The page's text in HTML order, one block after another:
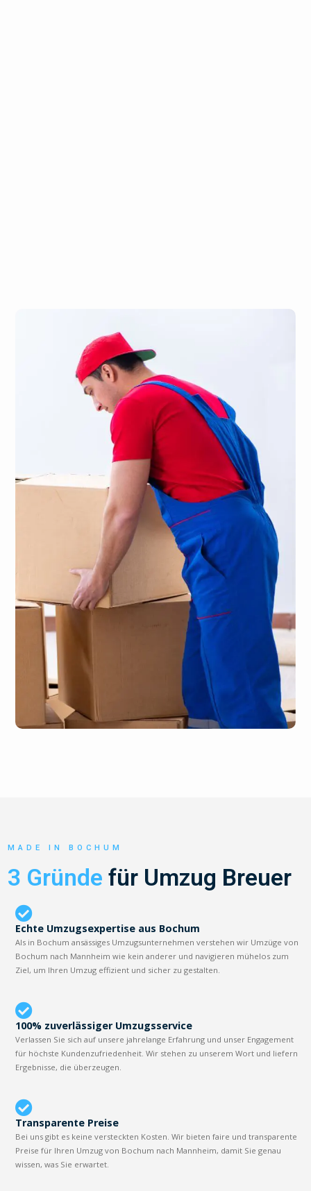
MADE IN BOCHUM
3 Gründe für Umzug Breuer
Echte Umzugsexpertise aus Bochum
Als in Bochum ansässiges Umzugsunternehmen verstehen wir Umzüge von
Bochum nach Mannheim wie kein anderer und navigieren mühelos zum
Ziel, um Ihren Umzug effizient und sicher zu gestalten.
100% zuverlässiger Umzugsservice
Verlassen Sie sich auf unsere jahrelange Erfahrung und unser Engagement
für höchste Kundenzufriedenheit. Wir stehen zu unserem Wort und liefern
Ergebnisse, die überzeugen.
Transparente Preise
Bei uns gibt es keine versteckten Kosten. Wir bieten faire und transparente
Preise für Ihren Umzug von Bochum nach Mannheim, damit Sie genau
wissen, was Sie erwartet.